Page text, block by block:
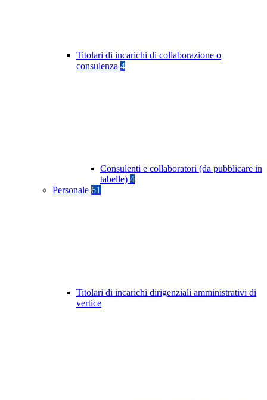
Titolari di incarichi di collaborazione o
consulenza 4
Consulenti e collaboratori (da pubblicare in
tabelle) 4
Personale 61
Titolari di incarichi dirigenziali amministrativi di
vertice